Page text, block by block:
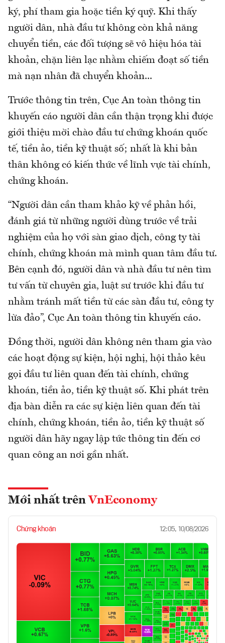
ký, phí tham gia hoặc tiền ký quỹ. Khi thấy
người dân, nhà đầu tư không còn khả năng
chuyển tiền, các đối tượng sẽ vô hiệu hóa tài
khoản, chặn liên lạc nhằm chiếm đoạt số tiền
mà nạn nhân đã chuyển khoản...
Trước thông tin trên, Cục An toàn thông tin
khuyến cáo người dân cần thận trọng khi được
giới thiệu mời chào đầu tư chứng khoán quốc
tế, tiền ảo, tiền kỹ thuật số; nhất là khi bản
thân không có kiến thức về lĩnh vực tài chính,
chứng khoán.
“Người dân cần tham khảo kỹ về phản hồi,
đánh giá từ những người dùng trước về trải
nghiệm của họ với sàn giao dịch, công ty tài
chính, chứng khoán mà mình quan tâm đầu tư.
Bên cạnh đó, người dân và nhà đầu tư nên tìm
tư vấn từ chuyên gia, luật sư trước khi đầu tư
nhằm tránh mất tiền từ các sàn đầu tư, công ty
lừa đảo”, Cục An toàn thông tin khuyến cáo.
Đồng thời, người dân không nên tham gia vào
các hoạt động sự kiện, hội nghị, hội thảo kêu
gọi đầu tư liên quan đến tài chính, chứng
khoán, tiền ảo, tiền kỹ thuật số. Khi phát trên
địa bàn diễn ra các sự kiện liên quan đến tài
chính, chứng khoán, tiền ảo, tiền kỹ thuật số
người dân hãy ngay lập tức thông tin đến cơ
quan công an nơi gần nhất.
Mới nhất trên VnEconomy
Chứng khoán 12:05, 10/08/2026